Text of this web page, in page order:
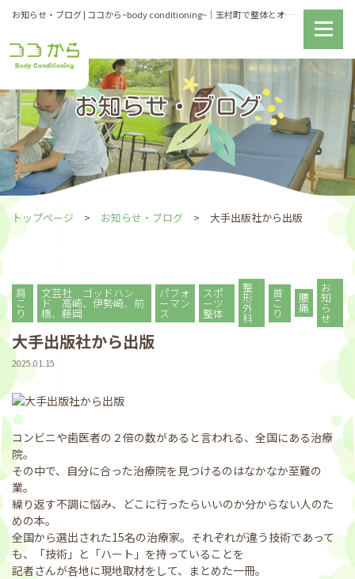
お知らせ・ブログ | ココから~body conditioning~｜玉村町で整体とオーダーメイドインソールの製作が得意な整体院
トップページ お知らせ・ブログ 大手出版社から出版
大手出版社から出版
肩
こ
り
文芸社 ゴッドハン
ド 高崎、伊勢崎、前
橋、藤岡
パフォ
ーマン
ス
スポ
ーツ
整体
整
形
外
科
首
こ
り
腰
痛
お
知
ら
せ
2025.01.15
コンビニや歯医者の２倍の数があると言われる、全国にある治療
院。
その中で、自分に合った治療院を見つけるのはなかなか至難の
業。
繰り返す不調に悩み、どこに行ったらいいのか分からない人のた
めの本。
全国から選出された15名の治療家。それぞれが違う技術であって
も、「技術」と「ハート」を持っていることを
記者さんが各地に現地取材をして、まとめた一冊。